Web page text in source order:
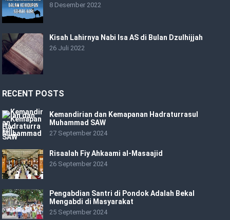
8 Desember 2022
Kisah Lahirnya Nabi Isa AS di Bulan Dzulhijjah
26 Juli 2022
RECENT POSTS
Kemandirian dan Kemapanan Hadraturrasul
Muhammad SAW
27 September 2024
Risaalah Fiy Ahkaami al-Masaajid
26 September 2024
Pengabdian Santri di Pondok Adalah Bekal
Mengabdi di Masyarakat
25 September 2024